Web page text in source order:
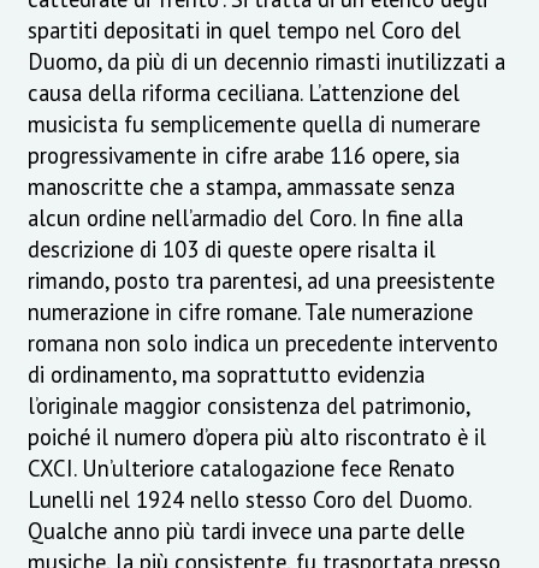
spartiti depositati in quel tempo nel Coro del
Duomo, da più di un decennio rimasti inutilizzati a
causa della riforma ceciliana. L’attenzione del
musicista fu semplicemente quella di numerare
progressivamente in cifre arabe 116 opere, sia
manoscritte che a stampa, ammassate senza
alcun ordine nell’armadio del Coro. In fine alla
descrizione di 103 di queste opere risalta il
rimando, posto tra parentesi, ad una preesistente
numerazione in cifre romane. Tale numerazione
romana non solo indica un precedente intervento
di ordinamento, ma soprattutto evidenzia
l’originale maggior consistenza del patrimonio,
poiché il numero d’opera più alto riscontrato è il
CXCI. Un’ulteriore catalogazione fece Renato
Lunelli nel 1924 nello stesso Coro del Duomo.
Qualche anno più tardi invece una parte delle
musiche, la più consistente, fu trasportata presso